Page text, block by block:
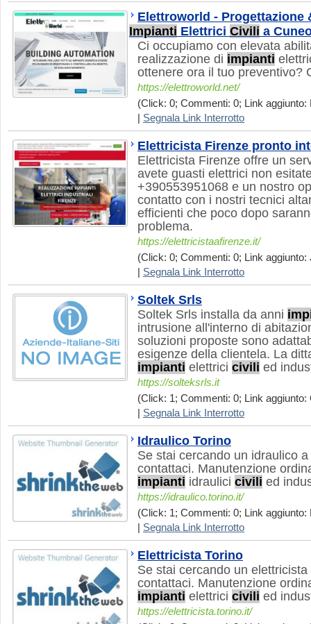
Elettroworld - Progettazione
Impianti Elettrici Civili a
Ci occupiamo con elevata
realizzazione di impianti
ottenere ora il tuo preventivo?
https://elettroworld.net/
(Click: 0; Commenti: 0; Link aggiunto:
Segnala Link Interrotto
Elettricista Firenze pronto
Elettricista Firenze offre un
avete guasti elettrici non
+390553951068 e un nostro
contatto con i nostri tecnici
efficienti che poco dopo
problema.
https://elettricistaafirenze.it/
(Click: 0; Commenti: 0; Link aggiunto:
Segnala Link Interrotto
Soltek Srls
Soltek Srls installa da anni
intrusione all'interno di
soluzioni proposte sono
esigenze della clientela. La
impianti elettrici civili ed
https://solteksrls.it
(Click: 1; Commenti: 0; Link aggiunto:
Segnala Link Interrotto
Idraulico Torino
Se stai cercando un idraulico
contattaci. Manutenzione
impianti idraulici civili ed
https://idraulico.torino.it/
(Click: 1; Commenti: 0; Link aggiunto:
Segnala Link Interrotto
Elettricista Torino
Se stai cercando un
contattaci. Manutenzione
impianti elettrici civili ed
https://elettricista.torino.it/